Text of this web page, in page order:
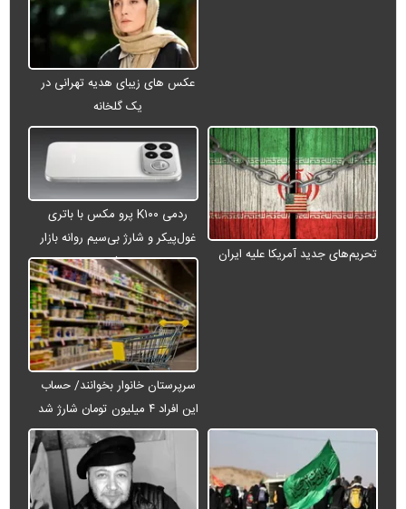
عکس های زیبای هدیه تهرانی در
یک گلخانه
تحریم‌های جدید آمریکا علیه ایران
ردمی K۱۰۰ پرو مکس با باتری
غول‌پیکر و شارژ بی‌سیم روانه بازار
می‌شود
سرپرستان خانوار بخوانند/ حساب
این افراد ۴ میلیون تومان شارژ شد